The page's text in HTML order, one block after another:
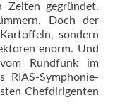
Zeiten gegründet.
Doch der
sondern
enorm. Und
Rundfunk im
RIAS-Symphonie-
Chefdirigenten